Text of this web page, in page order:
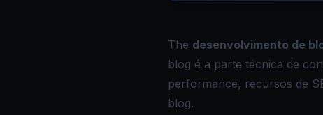
The desenvolvimento de
blog é a parte técnica de
performance, recursos de
blog.